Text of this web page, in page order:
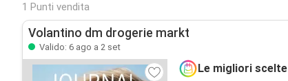
1 Punti vendita
Volantino dm drogerie markt
Valido: 6 ago a 2 set
Le migliori scelte